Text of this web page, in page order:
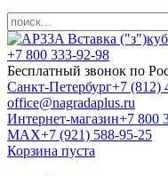
+7 800 333-92-98
Бесплатный звонок по
Санкт-Петербург+7 (812)
office@nagradaplus.ru
Интернет-магазин+7 800
MAX+7 (921) 588-95-25
Корзина пуста